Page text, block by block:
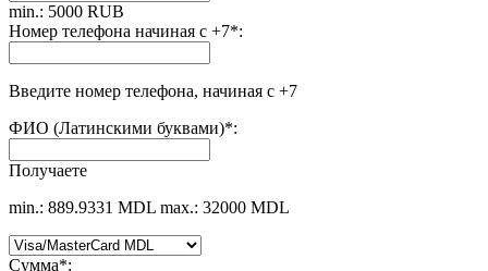
min.: 5000 RUB
Номер телефона начиная с +7*:
Введите номер телефона, начиная с +7
ФИО (Латинскими буквами)*:
Получаете
min.: 889.9331 MDL max.: 32000 MDL
Сумма*: